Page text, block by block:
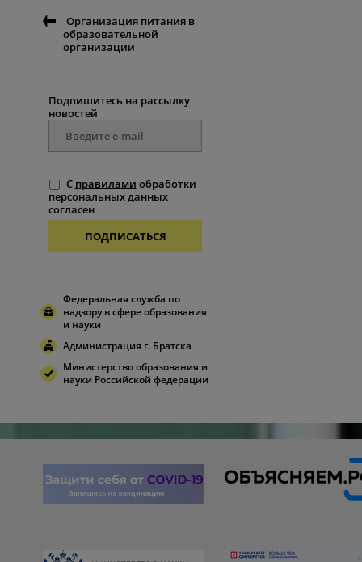
Организация питания в
образовательной
организации
Подпишитесь на рассылку
новостей
С правилами обработки
персональных данных
согласен
ПОДПИСАТЬСЯ
Федеральная служба по
надзору в сфере образования
и науки
Администрация г. Братска
Министерство образования и
науки Российской федерации